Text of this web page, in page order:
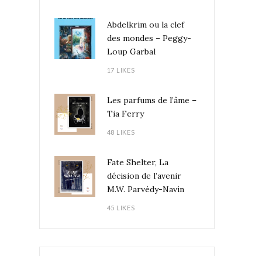
Abdelkrim ou la clef
des mondes – Peggy-
Loup Garbal
17 LIKES
Les parfums de l’âme –
Tia Ferry
48 LIKES
Fate Shelter, La
décision de l’avenir
M.W. Parvédy-Navin
45 LIKES